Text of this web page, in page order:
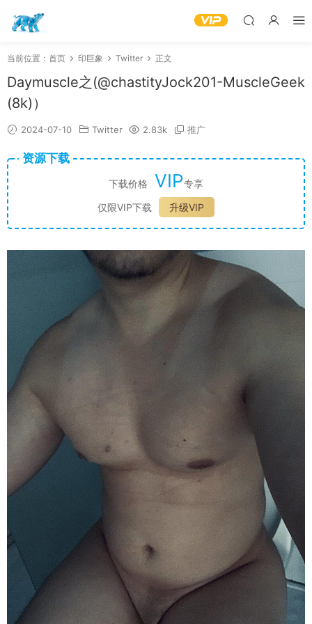
当前位置： 首页 印巨象 Twitter 正文
Daymuscle之(@chastityJock201-MuscleGeek
(8k)）
2024-07-10 Twitter 2.83k 推广
资源下载
下载价格 VIP专享
仅限VIP下载
升级VIP